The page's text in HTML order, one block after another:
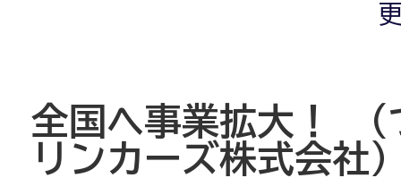
全国へ事業拡大！
リンカーズ株式会社